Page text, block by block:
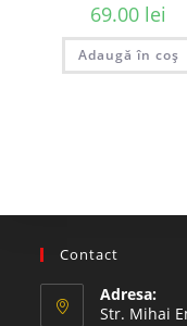
69.00 lei
Adaugă în coș
Contact
Adresa:
Str. Mihai